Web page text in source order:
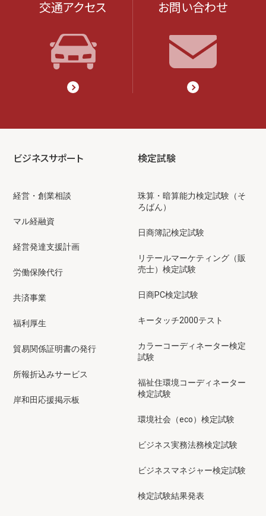
交通アクセス お問い合わせ
ビジネスサポート
経営・創業相談
マル経融資
経営発達支援計画
労働保険代行
共済事業
福利厚生
貿易関係証明書の発行
所報折込みサービス
岸和田応援掲示板
検定試験
珠算・暗算能力検定試験（そ
ろばん）
日商簿記検定試験
リテールマーケティング（販
売士）検定試験
日商PC検定試験
キータッチ2000テスト
カラーコーディネーター検定
試験
福祉住環境コーディネーター
検定試験
環境社会（eco）検定試験
ビジネス実務法務検定試験
ビジネスマネジャー検定試験
検定試験結果発表